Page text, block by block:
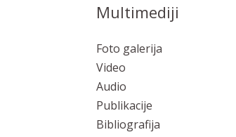
Multimediji
Foto galerija
Video
Audio
Publikacije
Bibliografija